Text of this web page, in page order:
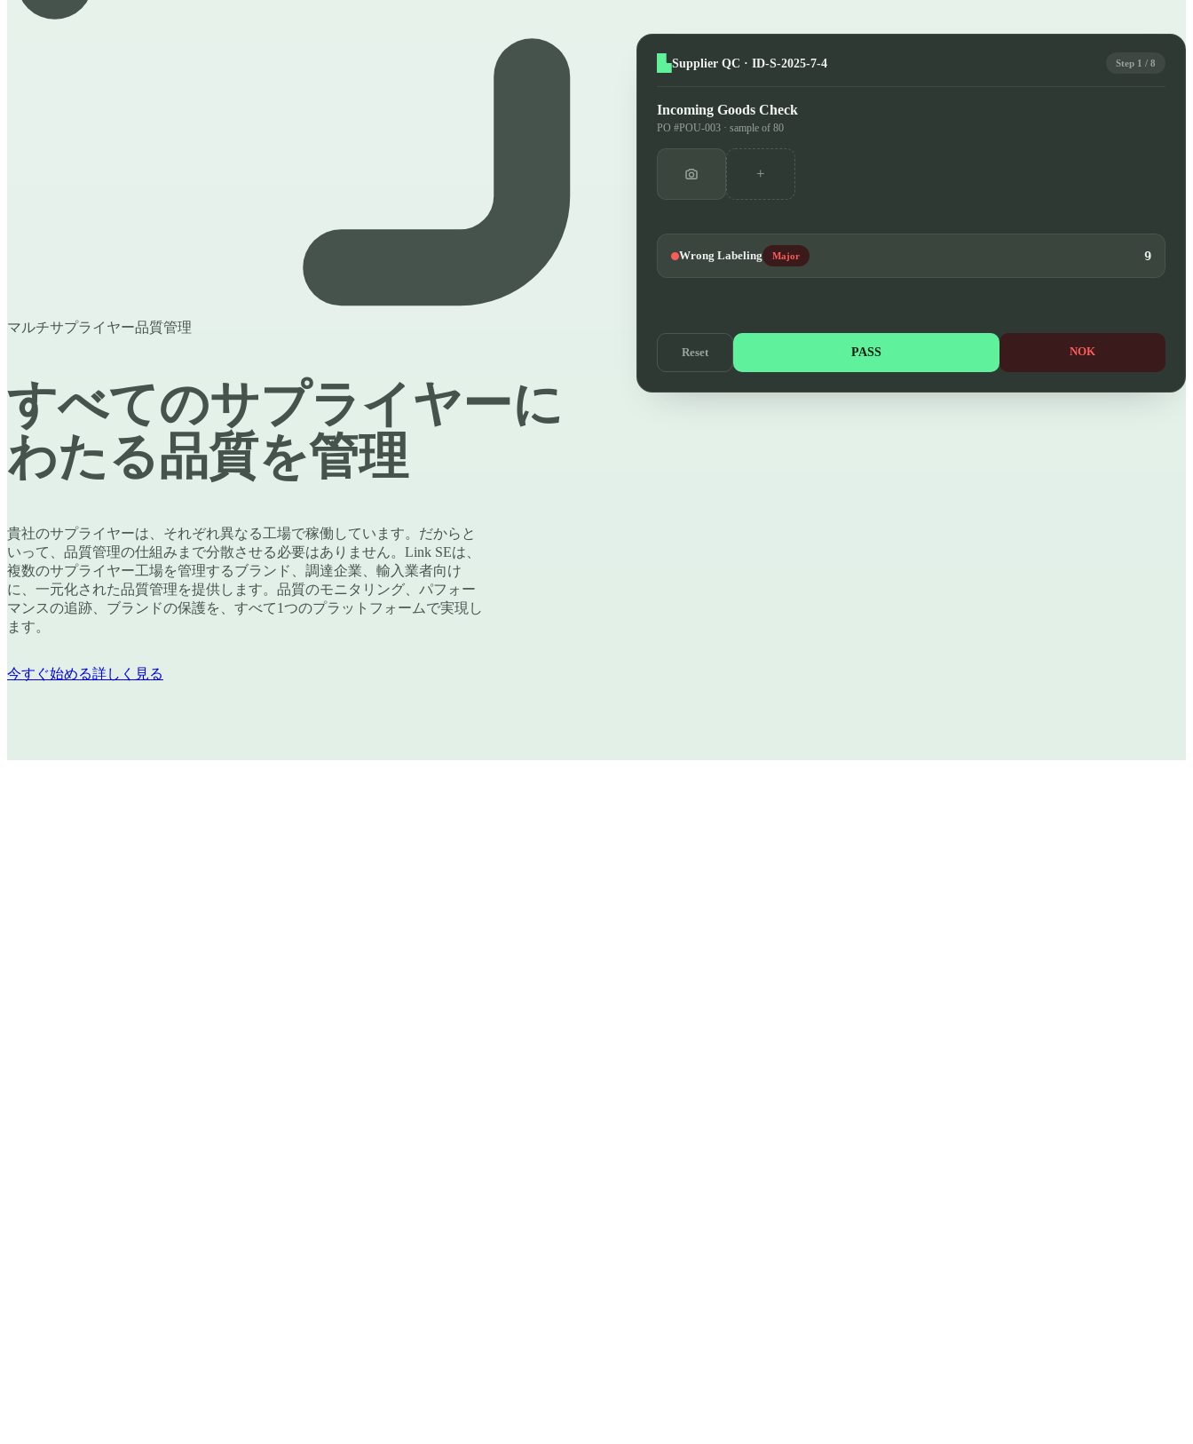
マルチサプライヤー品質管理
すべてのサプライヤーに
わたる品質を管理
貴社のサプライヤーは、それぞれ異なる工場で稼働しています。だからと
いって、品質管理の仕組みまで分散させる必要はありません。Link SEは、
複数のサプライヤー工場を管理するブランド、調達企業、輸入業者向け
に、一元化された品質管理を提供します。品質のモニタリング、パフォー
マンスの追跡、ブランドの保護を、すべて1つのプラットフォームで実現し
ます。
今すぐ始める詳しく見る
Supplier QC · ID-S-2025-7-4 Step 1 / 8
Incoming Goods Check
PO #POU-003 · sample of 80
+
Wrong Labeling Major 9
Reset PASS NOK